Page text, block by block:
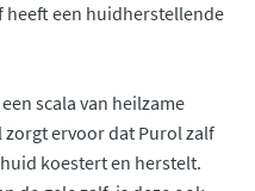
heeft een huidherstellende
scala van heilzame
ervoor dat Purol zalf
koestert en herstelt.